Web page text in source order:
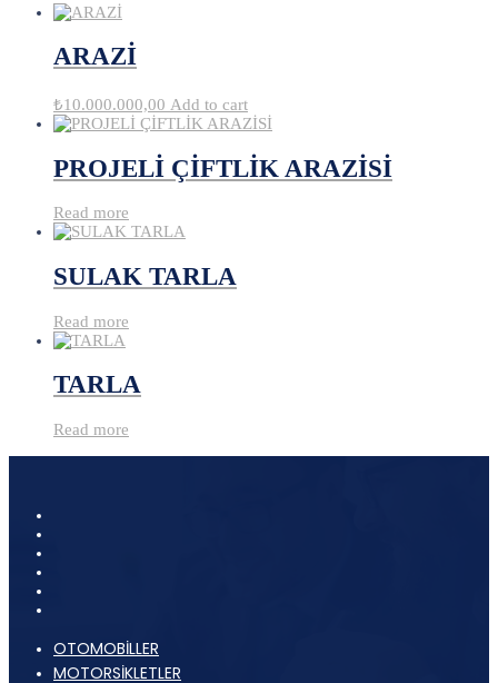
ARAZİ
₺10.000.000,00 Add to cart
PROJELİ ÇİFTLİK ARAZİSİ
Read more
SULAK TARLA
Read more
TARLA
Read more
OTOMOBİLLER
MOTORSİKLETLER